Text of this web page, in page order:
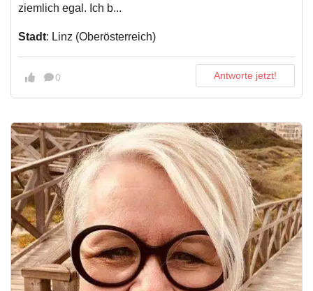
ziemlich egal. Ich b...
Stadt: Linz (Oberösterreich)
0 Antworte jetzt!